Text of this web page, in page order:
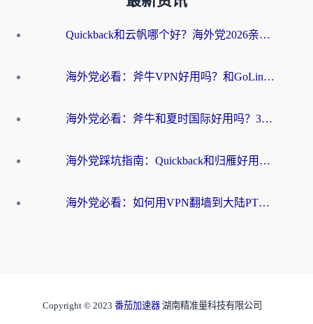
Quickback和云帆哪个好？海外党2026亲测指南：选对加速器大陆工具，无缝刷国内剧玩国服
海外党必看：斧牛VPN好用吗？和GoLinkVPN对比哪个回国效果更好？
海外党必看：斧牛和夏时国际好用吗？3步选对回国加速器，无缝刷国内资源
海外党踩坑指南：Quickback和归雁好用吗？选对加速器才能无缝刷国内资源
海外党必看：如何用VPN翻墙到大陆PTT？一篇解决你所有回国加速痛点
Copyright © 2023 番茄加速器 湖南精准量科技有限公司